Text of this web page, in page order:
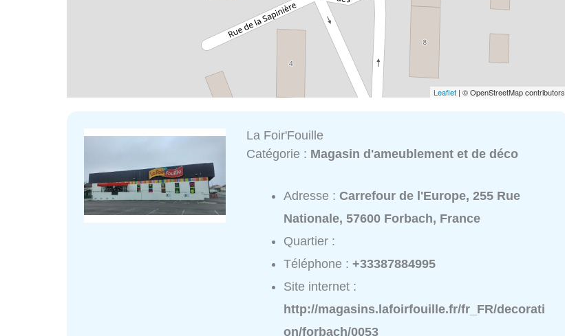
Leaflet | © OpenStreetMap contributors
La Foir'Fouille
Catégorie : Magasin d'ameublement et de déco
Adresse :Carrefour de l'Europe, 255 Rue
Nationale, 57600 Forbach, France
Quartier :
Téléphone :+33387884995
Site internet :
http://magasins.lafoirfouille.fr/fr_FR/decorati
on/forbach/0053